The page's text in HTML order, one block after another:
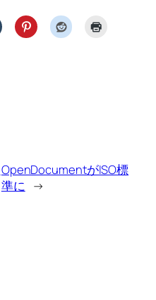
OpenDocumentがISO標
準に →